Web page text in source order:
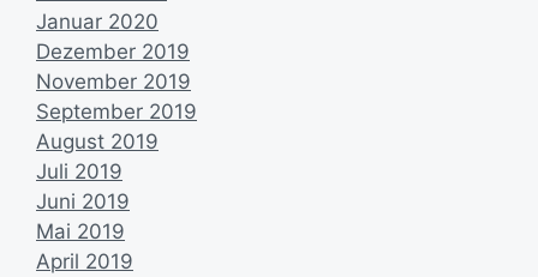
Januar 2020
Dezember 2019
November 2019
September 2019
August 2019
Juli 2019
Juni 2019
Mai 2019
April 2019